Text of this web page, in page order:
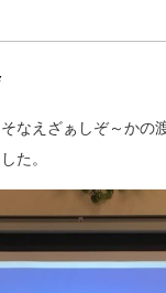
なえざぁしぞ～かの
た。